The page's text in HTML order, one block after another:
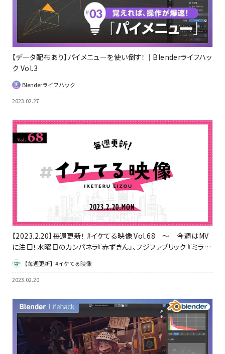
【データ配布あり】パイメニューを使い倒す！｜Blenderライフハッ
ク Vol.3
Blenderライフハック
2023.02.27
【2023.2.20】毎週更新！ #イケてる映像 Vol.68 ～ 今週はMV
に注目！水曜日のカンパネラ『赤ずきん』、フジファブリック 『ミラク
ルレボリューション No.9』ほか
【毎週更新】#イケてる映像
2023.02.20